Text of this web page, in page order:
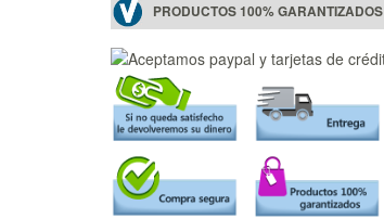
PRODUCTOS 100% GARANTIZADOS